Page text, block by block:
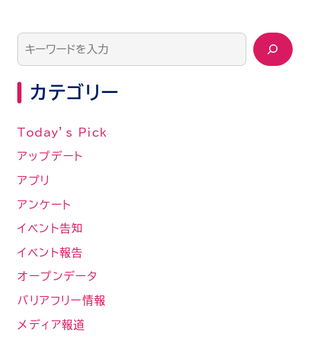
カテゴリー
Today’s Pick
アップデート
アプリ
アンケート
イベント告知
イベント報告
オープンデータ
バリアフリー情報
メディア報道